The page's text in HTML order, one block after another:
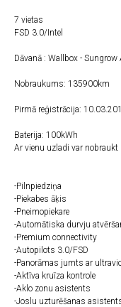
7 vietas
FSD 3.0/Intel
Dāvanā : Wallbox -
Nobraukums: 135900km
Pirmā reģistrācija:
Baterija: 100kWh
Ar vienu uzladi var nobraukt
-Pilnpiedziņa
-Piekabes āķis
-Pneimopiekare
-Automātiska durvju
-Premium connectivity
-Autopilots 3.0/FSD
-Panorāmas jumts ar
-Aktīva kruīza kontrole
-Aklo zonu asistents
-Joslu uzturēšanas